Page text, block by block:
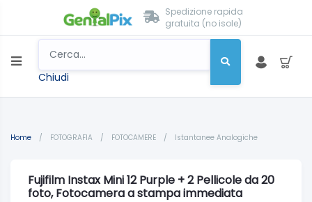
Spedizione rapida
gratuita (no isole)
Chiudi
Home / FOTOGRAFIA / FOTOCAMERE / Istantanee Analogiche
Fujifilm Instax Mini 12 Purple + 2 Pellicole da 20
foto, Fotocamera a stampa immediata